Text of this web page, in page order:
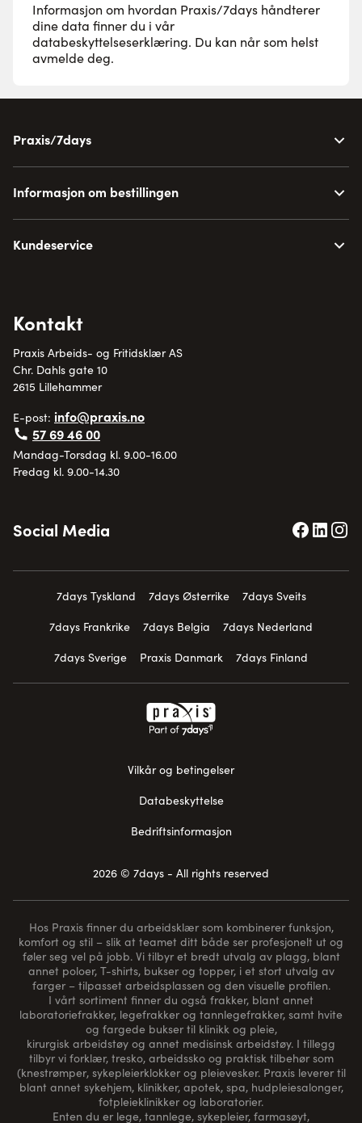
Informasjon om hvordan Praxis/7days håndterer
dine data finner du i vår
databeskyttelseserklæring. Du kan når som helst
avmelde deg.
Praxis/7days
Informasjon om bestillingen
Kundeservice
Kontakt
Praxis Arbeids- og Fritidsklær AS
Chr. Dahls gate 10
2615 Lillehammer
E-post: info@praxis.no
57 69 46 00
Mandag-Torsdag kl. 9.00-16.00
Fredag kl. 9.00-14.30
Social Media
7days Tyskland 7days Østerrike
7days Sveits
7days Frankrike
7days Belgia
7days Nederland
7days Sverige
Praxis Danmark 7days Finland
Vilkår og betingelser
Databeskyttelse
Bedriftsinformasjon
2026 © 7days - All rights reserved
Hos Praxis finner du arbeidsklær som kombinerer funksjon,
komfort og stil – slik at teamet ditt både ser profesjonelt ut og
føler seg vel på jobb. Vi tilbyr et bredt utvalg av plagg, blant
annet poloer, T-shirts, bukser og topper, i et stort utvalg av
farger – tilpasset arbeidsplassen og den visuelle profilen.
I vårt sortiment finner du også frakker, blant annet
laboratoriefrakker, legefrakker og tannlegefrakker, samt hvite
og fargede bukser til klinikk og pleie,
kirurgisk arbeidstøy og annet medisinsk arbeidstøy. I tillegg
tilbyr vi forklær, tresko, arbeidssko og praktisk tilbehør som
(knestrømper, sykepleierklokker og pleievesker. Praxis leverer til
blant annet sykehjem, klinikker, apotek, spa, hudpleiesalonger,
fotpleieklinikker og laboratorier.
Enten du er lege, tannlege, sykepleier, farmasøyt,